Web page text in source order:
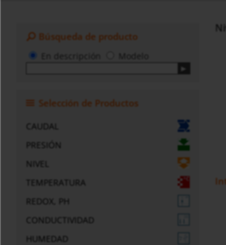
Búsqueda de producto
Modelo
Selección de Productos
CAUDAL
PRESIÓN
NIVEL
TEMPERATURA
REDOX, PH
CONDUCTIVIDAD
HUMEDAD